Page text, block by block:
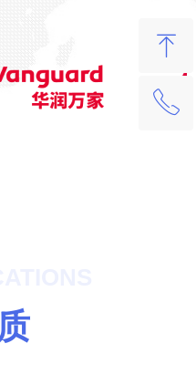
ꁸ
回到顶部
ꂅ